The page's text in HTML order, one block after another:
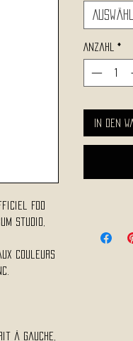
Foo
studio,
couleurs
à gauche,
Anzahl *
In den